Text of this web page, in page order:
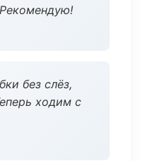
без слёз,
ходим с